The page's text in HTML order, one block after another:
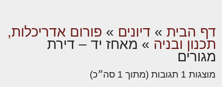
דף הבית » דיונים » פורום אדריכלות,
תכנון ובניה » מאחז יד – דירת
מגורים
מוצגות 1 תגובות (מתוך 1 סה״כ)